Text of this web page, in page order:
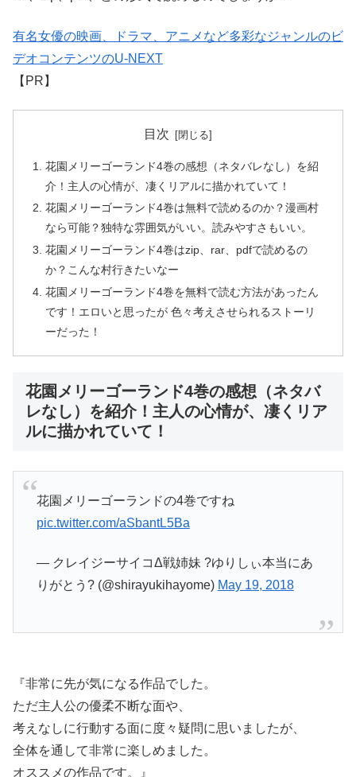
有名女優の映画、ドラマ、アニメなど多彩なジャンルのビ
デオコンテンツのU-NEXT
【PR】
目次
花園メリーゴーランド4巻の感想（ネタバレなし）を紹
介！主人の心情が、凄くリアルに描かれていて！
花園メリーゴーランド4巻は無料で読めるのか？漫画村
なら可能？独特な雰囲気がいい。読みやすさもいい。
花園メリーゴーランド4巻はzip、rar、pdfで読めるの
か？こんな村行きたいなー
花園メリーゴーランド4巻を無料で読む方法があったん
です！エロいと思ったが 色々考えさせられるストーリ
ーだった！
花園メリーゴーランド4巻の感想（ネタバ
レなし）を紹介！主人の心情が、凄くリア
ルに描かれていて！
花園メリーゴーランドの4巻ですね
pic.twitter.com/aSbantL5Ba
— クレイジーサイコΔ戦姉妹 ?ゆりしぃ本当にあ
りがとう? (@shirayukihayome) May 19, 2018
『非常に先が気になる作品でした。
ただ主人公の優柔不断な面や、
考えなしに行動する面に度々疑問に思いましたが、
全体を通して非常に楽しめました。
オススメの作品です。』